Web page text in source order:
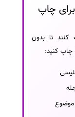
چاپ
تا بدون
چاپ کنید:
موضوع